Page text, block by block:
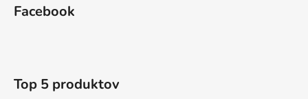
Facebook
Top 5 produktov